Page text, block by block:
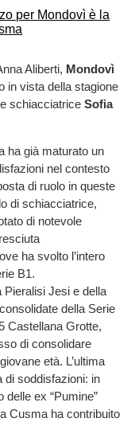
Aliberti, Mondovì
in vista della stagione
schiacciatrice Sofia
ha già maturato un
nel contesto
di ruolo in queste
di schiacciatrice,
di notevole
ha svolto l’intero
B1.
Jesi e della
della Serie
Castellana Grotte,
di consolidare
età. L’ultima
di soddisfazioni: in
ex “Pumine”
Cusma ha contribuito